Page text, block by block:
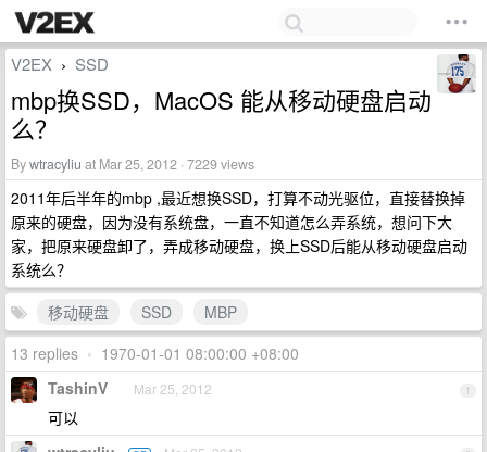
V2EX › SSD
mbp换SSD，MacOS 能从移动硬盘启动
么？
Bywtracyliu at Mar 25, 2012 · 7229 views
2011年后半年的mbp ,最近想换SSD，打算不动光驱位，直接替换掉
原来的硬盘，因为没有系统盘，一直不知道怎么弄系统，想问下大
家，把原来硬盘卸了，弄成移动硬盘，换上SSD后能从移动硬盘启动
系统么？
移动硬盘
SSD
MBP
13 replies • 1970-01-01 08:00:00 +08:00
1
TashinV Mar 25, 2012
可以